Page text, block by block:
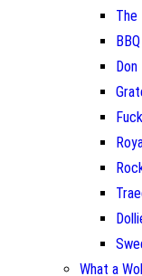
The
What a